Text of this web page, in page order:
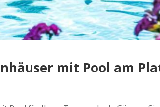
mit Pool am